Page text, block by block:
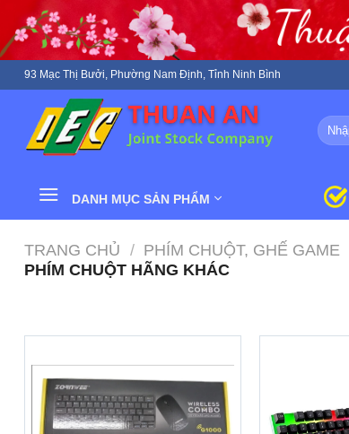
content
93 Mạc Thị Bưởi, Phường Nam Định, Tỉnh Ninh Bình
Tìm
kiếm:
DANH MỤC SẢN PHẨM
TRANG CHỦ / PHÍM CHUỘT, GHẾ GAME
PHÍM CHUỘT HÃNG KHÁC